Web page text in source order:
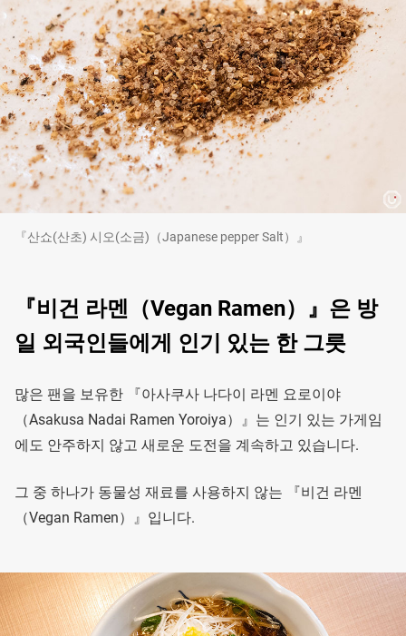
『산쇼(산초) 시오(소금)（Japanese pepper Salt）』
『비건 라멘（Vegan Ramen）』은 방
일 외국인들에게 인기 있는 한 그릇
많은 팬을 보유한 『아사쿠사 나다이 라멘 요로이야
（Asakusa Nadai Ramen Yoroiya）』는 인기 있는 가게임
에도 안주하지 않고 새로운 도전을 계속하고 있습니다.
그 중 하나가 동물성 재료를 사용하지 않는 『비건 라멘
（Vegan Ramen）』입니다.